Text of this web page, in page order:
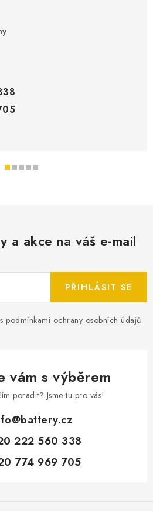
a akce na váš e-mail
podmínkami ochrany osobních údajů
PŘIHLÁSIT SE
vám s výběrem
poradit? Jsme tu pro vás!
@battery.cz
222 560 338
774 969 705